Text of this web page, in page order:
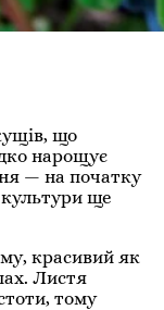
що
нарощує
— на початку
ще
красивий як
Листя
тому